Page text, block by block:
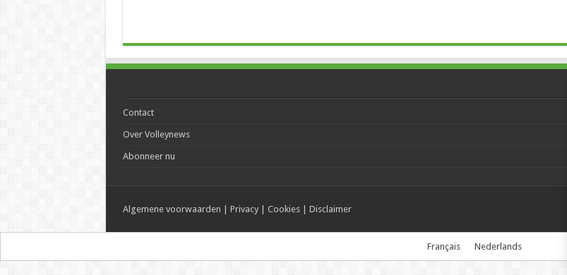
Contact
Over Volleynews
Abonneer nu
Algemene voorwaarden Privacy| Cookies| Disclaimer
Français Nederlands